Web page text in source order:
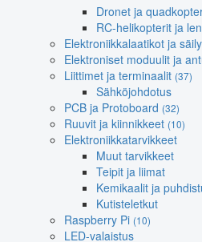
Dronet ja
RC-helikopterit ja
Elektroniikkalaatikot ja
Elektroniset moduulit ja
Liittimet ja terminaalit (37)
Sähköjohdotus
PCB ja Protoboard (32)
Ruuvit ja kiinnikkeet (10)
Elektroniikkatarvikkeet
Muut tarvikkeet
Teipit ja liimat
Kemikaalit ja
Kutisteletkut
Raspberry Pi (10)
LED-valaistus